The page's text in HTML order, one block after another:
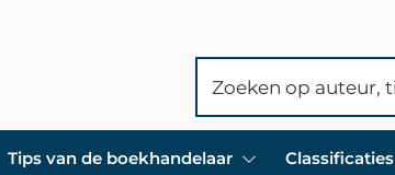
Tips van de boekhandelaar Classificaties